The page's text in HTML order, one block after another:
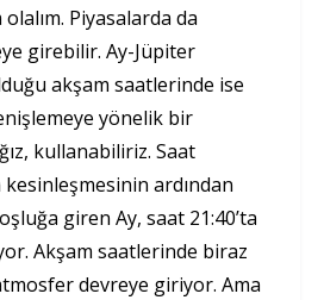
olalım. Piyasalarda da
girebilir. Ay-Jüpiter
akşam saatlerinde ise
yönelik bir
kullanabiliriz. Saat
kesinleşmesinin ardından
giren Ay, saat 21:40’ta
Akşam saatlerinde biraz
devreye giriyor. Ama